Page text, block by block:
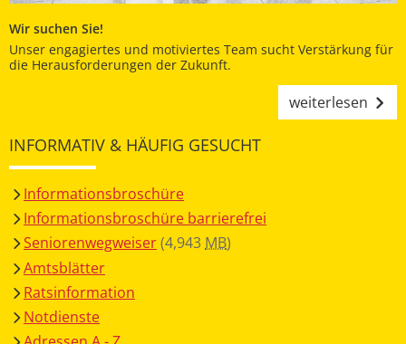
Wir suchen Sie!
Unser engagiertes und motiviertes Team sucht Verstärkung für
die Herausforderungen der Zukunft.
weiterlesen
INFORMATIV & HÄUFIG GESUCHT
Informationsbroschüre
Informationsbroschüre barrierefrei
Seniorenwegweiser(4,943MB)
Amtsblätter
Ratsinformation
Notdienste